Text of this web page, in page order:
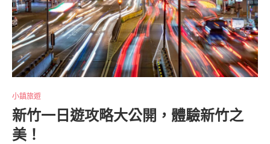
小鎮旅遊
新竹一日遊攻略大公開，體驗新竹之
美！